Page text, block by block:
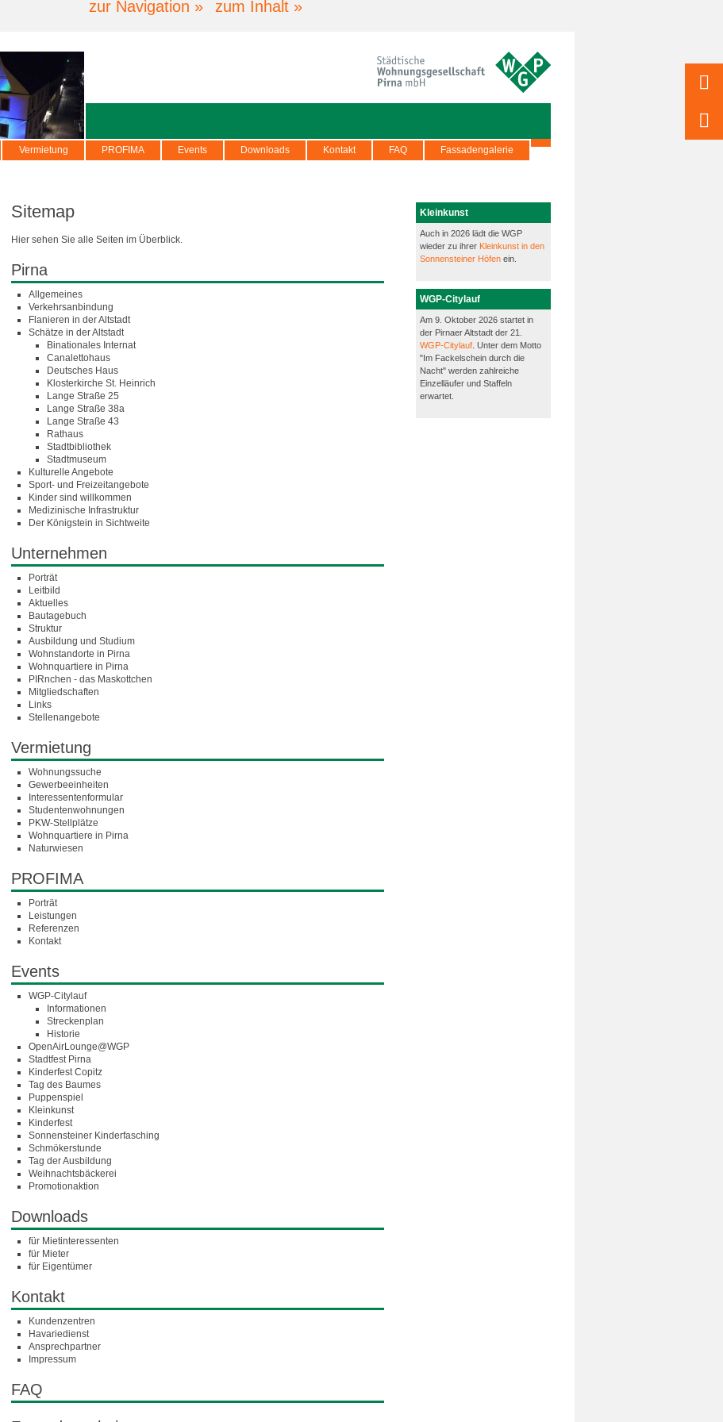
zur Navigation » zum Inhalt »
Vermietung PROFIMA Events Downloads Kontakt FAQ Fassadengalerie
Sitemap
Hier sehen Sie alle Seiten im Überblick.
Pirna
Allgemeines
Verkehrsanbindung
Flanieren in der Altstadt
Schätze in der Altstadt
Binationales Internat
Canalettohaus
Deutsches Haus
Klosterkirche St. Heinrich
Lange Straße 25
Lange Straße 38a
Lange Straße 43
Rathaus
Stadtbibliothek
Stadtmuseum
Kulturelle Angebote
Sport- und Freizeitangebote
Kinder sind willkommen
Medizinische Infrastruktur
Der Königstein in Sichtweite
Unternehmen
Porträt
Leitbild
Aktuelles
Bautagebuch
Struktur
Ausbildung und Studium
Wohnstandorte in Pirna
Wohnquartiere in Pirna
PIRnchen - das Maskottchen
Mitgliedschaften
Links
Stellenangebote
Vermietung
Wohnungssuche
Gewerbeeinheiten
Interessentenformular
Studentenwohnungen
PKW-Stellplätze
Wohnquartiere in Pirna
Naturwiesen
PROFIMA
Porträt
Leistungen
Referenzen
Kontakt
Events
WGP-Citylauf
Informationen
Streckenplan
Historie
OpenAirLounge@WGP
Stadtfest Pirna
Kinderfest Copitz
Tag des Baumes
Puppenspiel
Kleinkunst
Kinderfest
Sonnensteiner Kinderfasching
Schmökerstunde
Tag der Ausbildung
Weihnachtsbäckerei
Promotionaktion
Downloads
für Mietinteressenten
für Mieter
für Eigentümer
Kontakt
Kundenzentren
Havariedienst
Ansprechpartner
Impressum
FAQ
Kleinkunst
Auch in 2026 lädt die WGP
wieder zu ihrer Kleinkunst in den
Sonnensteiner Höfen ein.
WGP-Citylauf
Am 9. Oktober 2026 startet in
der Pirnaer Altstadt der 21.
WGP-Citylauf . Unter dem Motto
"Im Fackelschein durch die
Nacht" werden zahlreiche
Einzelläufer und Staffeln
erwartet.